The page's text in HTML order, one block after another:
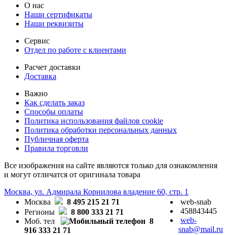
О нас
Наши сертификаты
Наши реквизиты
Сервис
Отдел по работе с клиентами
Расчет доставки
Доставка
Важно
Как сделать заказ
Способы оплаты
Политика использования файлов cookie
Политика обработки персональных данных
Публичная оферта
Правила торговли
Все изображения на сайте являются только для ознакомления
и могут отличатся от оригинала товара
Москва, ул. Адмирала Корнилова владение 60, стр. 1
Москва
8 495 215 21 71
Регионы
8 800 333 21 71
Моб. тел
8
916 333 21 71
web-snab
458843445
web-
snab@mail.ru